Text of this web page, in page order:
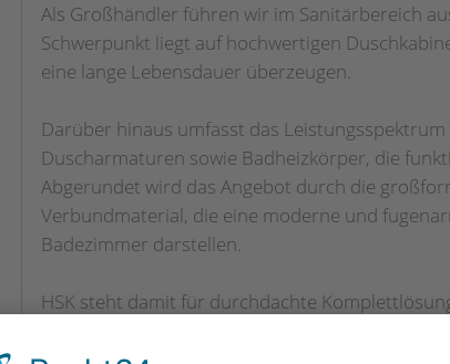
Als Großhändler führen wir im Sanitärbereich
Schwerpunkt liegt auf hochwertigen
eine lange Lebensdauer überzeugen.
Darüber hinaus umfasst das
Duscharmaturen sowie Badheizkörper, die
Abgerundet wird das Angebot durch die
Verbundmaterial, die eine moderne und
Badezimmer darstellen.
HSK steht damit für durchdachte